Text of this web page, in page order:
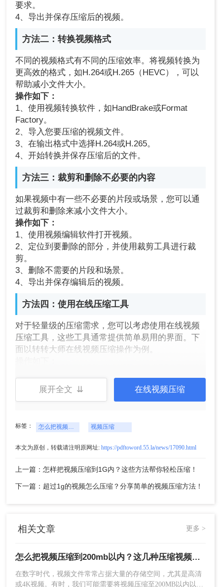
要求。
4、导出并保存压缩后的视频。
方法二：转换视频格式
不同的视频格式有不同的压缩效率。将视频转换为
更高效的格式，如H.264或H.265（HEVC），可以
帮助减小文件大小。
操作如下：
1、使用视频转换软件，如HandBrake或Format
Factory。
2、导入您要压缩的视频文件。
3、在输出格式中选择H.264或H.265。
4、开始转换并保存压缩后的文件。
方法三：裁剪和删除不必要的内容
如果视频中有一些不必要的片段或场景，您可以通
过裁剪和删除来减小文件大小。
操作如下：
1、使用视频编辑软件打开视频。
2、定位到要删除的部分，并使用裁剪工具进行裁
剪。
3、删除不需要的片段和场景。
4、导出并保存编辑后的视频。
方法四：使用在线压缩工具
对于轻量级的压缩需求，您可以考虑使用在线视频
压缩工具，这些工具通常提供简单易用的界面。下
面以转转大师在线视频压缩操作为例。
https://pdftoword.55.la/videocompress/
m4v、mkv等。
展开全文 ⇊ 在线视频压缩
标签： 怎么把视频压缩到200mb以内 视频压缩
本文为原创，转载请注明原网址: https://pdftoword.55.la/news/17090.html
上一篇：怎样把视频压缩到1G内？这些方法帮你轻松压缩！
下一篇：超过1g的视频怎么压缩？分享简单的视频压缩方法！
相关文章 更多 >
怎么把视频压缩到200mb以内？这几种压缩视频方法了解一下！
在数字时代，视频文件常常占据大量的存储空间，尤其是高清
或4K视频。有时，我们可能需要将视频压缩至200MB以内以便